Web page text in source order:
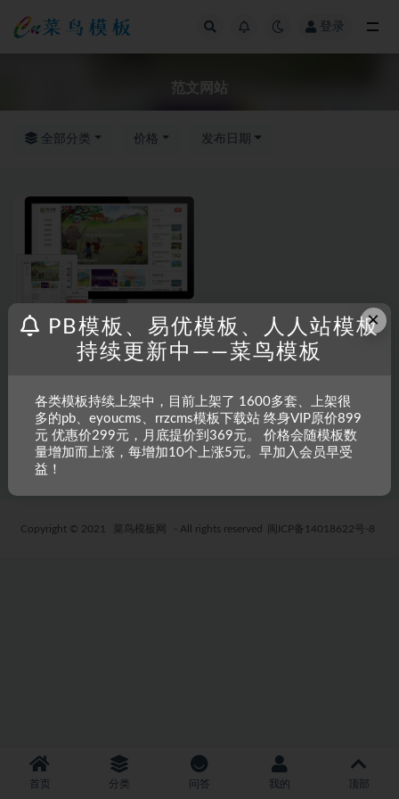
登录
范文网站
全部分类 价格 发布日期
EYOUCMS
小说/博客/新闻/
范文网站模板 EYOUCMS源码自
适应手机
3 年前 50 19.9
Copyright © 2021 菜鸟模板网 - All rights reserved 闽ICP备14018622号-8
首页 分类 问答 我的 顶部
×
PB模板、易优模板、人人站模板
持续更新中——菜鸟模板
各类模板持续上架中，目前上架了 1600多套、上架很
多的pb、eyoucms、rrzcms模板下载站 终身VIP原价899
元 优惠价299元，月底提价到369元。 价格会随模板数
量增加而上涨，每增加10个上涨5元。早加入会员早受
益！